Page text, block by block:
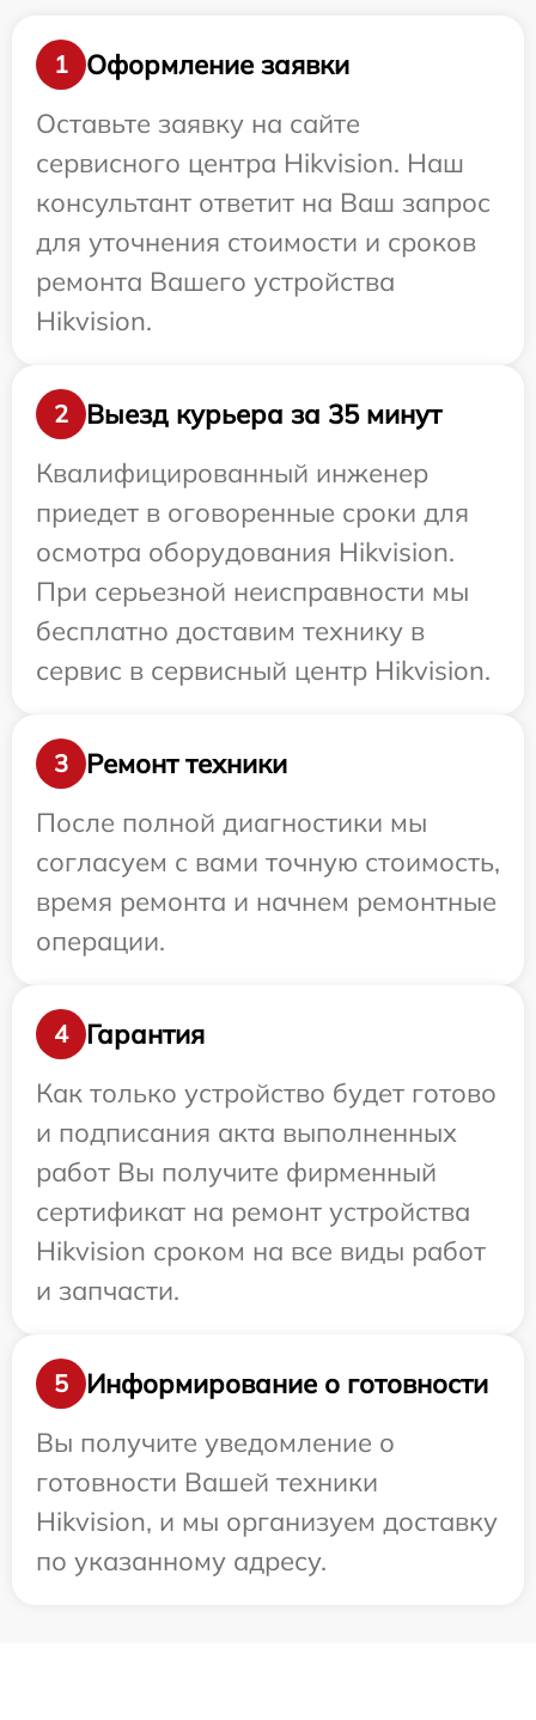
1
Оформление заявки
Оставьте заявку на сайте
сервисного центра Hikvision. Наш
консультант ответит на Ваш запрос
для уточнения стоимости и сроков
ремонта Вашего устройства
Hikvision.
2
Выезд курьера за 35 минут
Квалифицированный инженер
приедет в оговоренные сроки для
осмотра оборудования Hikvision.
При серьезной неисправности мы
бесплатно доставим технику в
сервис в сервисный центр Hikvision.
3
Ремонт техники
После полной диагностики мы
согласуем с вами точную стоимость,
время ремонта и начнем ремонтные
операции.
4
Гарантия
Как только устройство будет готово
и подписания акта выполненных
работ Вы получите фирменный
сертификат на ремонт устройства
Hikvision сроком на все виды работ
и запчасти.
5
Информирование о готовности
Вы получите уведомление о
готовности Вашей техники
Hikvision, и мы организуем доставку
по указанному адресу.